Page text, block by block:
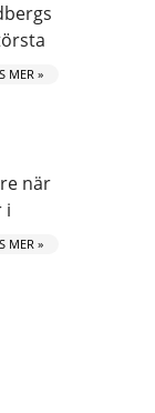
MER »
när
i
MER »